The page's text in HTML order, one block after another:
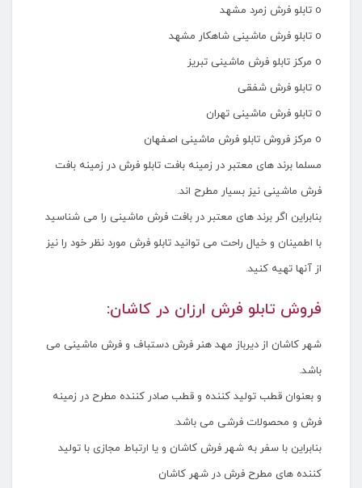
o تابلو فرش زمرد مشهد
o تابلو فرش ماشینی شاهکار مشهد
o مرکز تابلو فرش ماشینی تبریز
o تابلو فرش شفقی
o تابلو فرش ماشینی تهران
o مرکز فروش تابلو فرش ماشینی اصفهان
مسلما برند های معتبر در زمینه بافت تابلو فرش در زمینه بافت
فرش ماشینی نیز بسیار مطرح اند.
بنابراین اگر برند های معتبر در بافت فرش ماشینی را می شناسید
با اطمینان و خیال راحت می توانید تابلو فرش مورد نظر خود را نیز
از آنها تهیه کنید.
فروش تابلو فرش ارزان در کاشان:
شهر کاشان از دیرباز مهد هنر فرش دستباف و فرش ماشینی می
باشد.
و بعنوان قطب تولید کننده و قطب صادر کننده مطرح در زمینه
فرش و محصولات فرشی می باشد.
بنابراین با سفر به شهر فرش کاشان و یا ارتباط مجازی با تولید
کننده های مطرح فرش در شهر کاشان